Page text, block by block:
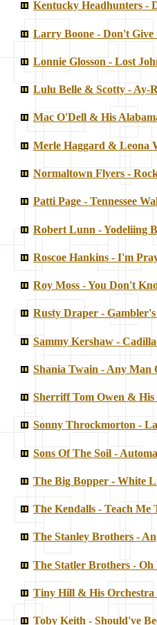
Kentucky Headhunters -
Larry Boone - Don't Give
Lonnie Glosson - Lost
Lulu Belle & Scotty - Ay-
Mac O'Dell & His
Merle Haggard & Leona
Normaltown Flyers -
Patti Page - Tennessee
Robert Lunn - Yodeliing
Roscoe Hankins - I'm
Roy Moss - You Don't
Rusty Draper -
Sammy Kershaw -
Shania Twain - Any Man
Sherriff Tom Owen &
Sonny Throckmorton -
Sons Of The Soil -
The Big Bopper - White
The Kendalls - Teach Me
The Stanley Brothers -
The Statler Brothers -
Tiny Hill & His Orchestra
Toby Keith - Should've